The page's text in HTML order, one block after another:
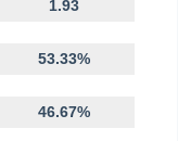
1.93
53.33%
46.67%